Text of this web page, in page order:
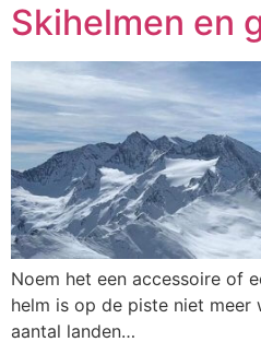
Skihelmen en
Noem het een accessoire of
helm is op de piste niet meer
aantal landen…